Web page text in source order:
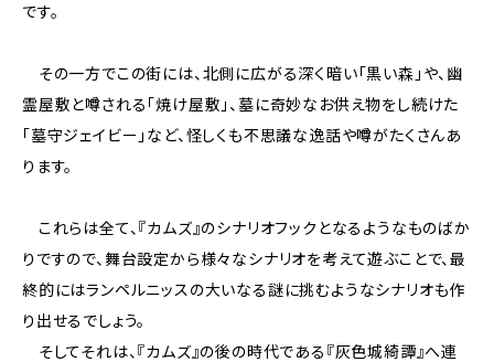
です。
その一方でこの街には、北側に広がる深く暗い「黒い森」や、幽
霊屋敷と噂される「焼け屋敷」、墓に奇妙なお供え物をし続けた
「墓守ジェイビー」など、怪しくも不思議な逸話や噂がたくさんあ
ります。
これらは全て、『カムズ』のシナリオフックとなるようなものばか
りですので、舞台設定から様々なシナリオを考えて遊ぶことで、最
終的にはランペルニッスの大いなる謎に挑むようなシナリオも作
り出せるでしょう。
そしてそれは、『カムズ』の後の時代である『灰色城綺譚』へ連